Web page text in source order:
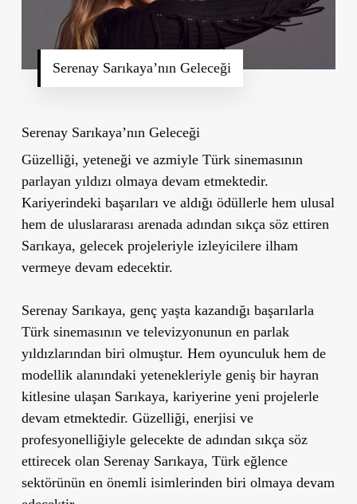
Serenay Sarıkaya’nın Geleceği
Serenay Sarıkaya’nın Geleceği
Güzelliği, yeteneği ve azmiyle Türk sinemasının
parlayan yıldızı olmaya devam etmektedir.
Kariyerindeki başarıları ve aldığı ödüllerle hem ulusal
hem de uluslararası arenada adından sıkça söz ettiren
Sarıkaya, gelecek projeleriyle izleyicilere ilham
vermeye devam edecektir.
Serenay Sarıkaya, genç yaşta kazandığı başarılarla
Türk sinemasının ve televizyonunun en parlak
yıldızlarından biri olmuştur. Hem oyunculuk hem de
modellik alanındaki yetenekleriyle geniş bir hayran
kitlesine ulaşan Sarıkaya, kariyerine yeni projelerle
devam etmektedir. Güzelliği, enerjisi ve
profesyonelliğiyle gelecekte de adından sıkça söz
ettirecek olan Serenay Sarıkaya, Türk eğlence
sektörünün en önemli isimlerinden biri olmaya devam